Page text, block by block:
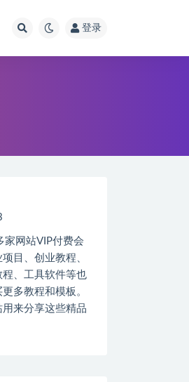
登录
家网站VIP付费会
目、创业教程、
、工具软件等也
多教程和模板。
来分享这些精品